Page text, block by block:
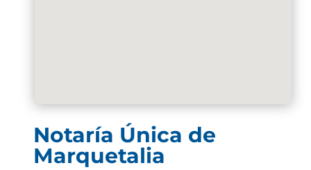
Notaría Única de
Marquetalia